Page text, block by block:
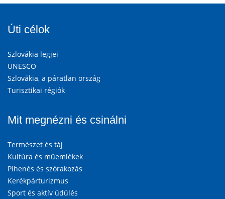
Úti célok
Szlovákia legjei
UNESCO
Szlovákia, a páratlan ország
Turisztikai régiók
Mit megnézni és csinálni
Természet és táj
Kultúra és műemlékek
Pihenés és szórakozás
Kerékpárturizmus
Sport és aktív üdülés